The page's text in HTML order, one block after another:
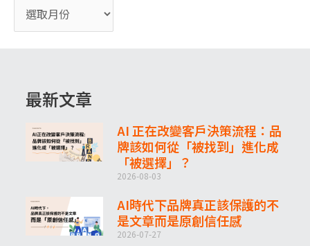
最新文章
AI 正在改變客戶決策流程：品
牌該如何從「被找到」進化成
「被選擇」？
2026-08-03
AI時代下品牌真正該保護的不
是文章而是原創信任感
2026-07-27